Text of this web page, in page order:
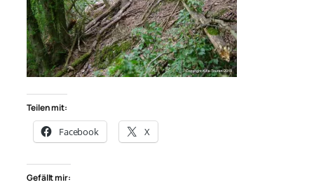
Teilen mit:
Facebook X
Gefällt mir: